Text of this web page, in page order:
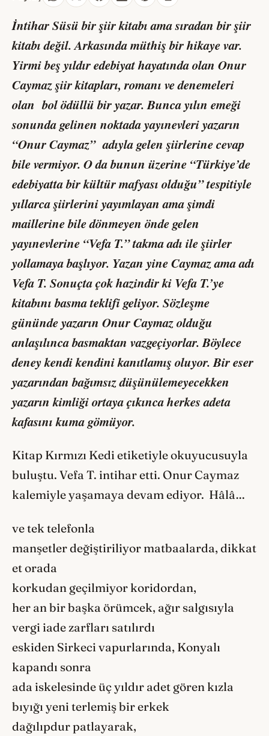
İntihar Süsübir şiir kitabı ama sıradan bir şiir
kitabı değil. Arkasında müthiş bir hikaye var.
Yirmi beş yıldır edebiyat hayatında olan Onur
Caymaz şiir kitapları, romanı ve denemeleri
olan bol ödüllü bir yazar. Bunca yılın emeği
sonunda gelinen noktada yayınevleri yazarın
“Onur Caymaz” adıyla gelen şiirlerine cevap
bile vermiyor. O da bunun üzerine “Türkiye’de
edebiyatta bir kültür mafyası olduğu” tespitiyle
yıllarca şiirlerini yayımlayan ama şimdi
maillerine bile dönmeyen önde gelen
yayınevlerine “Vefa T.” takma adı ile şiirler
yollamaya başlıyor. Yazan yine Caymaz ama adı
Vefa T. Sonuçta çok hazindir ki Vefa T.’ye
kitabını basma teklifi geliyor. Sözleşme
gününde yazarın Onur Caymaz olduğu
anlaşılınca basmaktan vazgeçiyorlar. Böylece
deney kendi kendini kanıtlamış oluyor. Bir eser
yazarından bağımsız düşünülemeyecekken
yazarın kimliği ortaya çıkınca herkes adeta
kafasını kuma gömüyor.
Kitap Kırmızı Kedi etiketiyle okuyucusuyla
buluştu. Vefa T. intihar etti. Onur Caymaz
kalemiyle yaşamaya devam ediyor. Hâlâ…
ve tek telefonla
manşetler değiştiriliyor matbaalarda, dikkat
et orada
korkudan geçilmiyor koridordan,
her an bir başka örümcek, ağır salgısıyla
vergi iade zarfları satılırdı
eskiden Sirkeci vapurlarında, Konyalı
kapandı sonra
ada iskelesinde üç yıldır adet gören kızla
bıyığı yeni terlemiş bir erkek
dağılıpdur patlayarak,